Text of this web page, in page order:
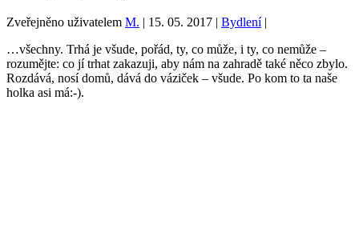
Zveřejněno uživatelem M. | 15. 05. 2017 | Bydlení|
…všechny. Trhá je všude, pořád, ty, co může, i ty, co nemůže –
rozumějte: co jí trhat zakazuji, aby nám na zahradě také něco zbylo.
Rozdává, nosí domů, dává do váziček – všude. Po kom to ta naše
holka asi má:-).